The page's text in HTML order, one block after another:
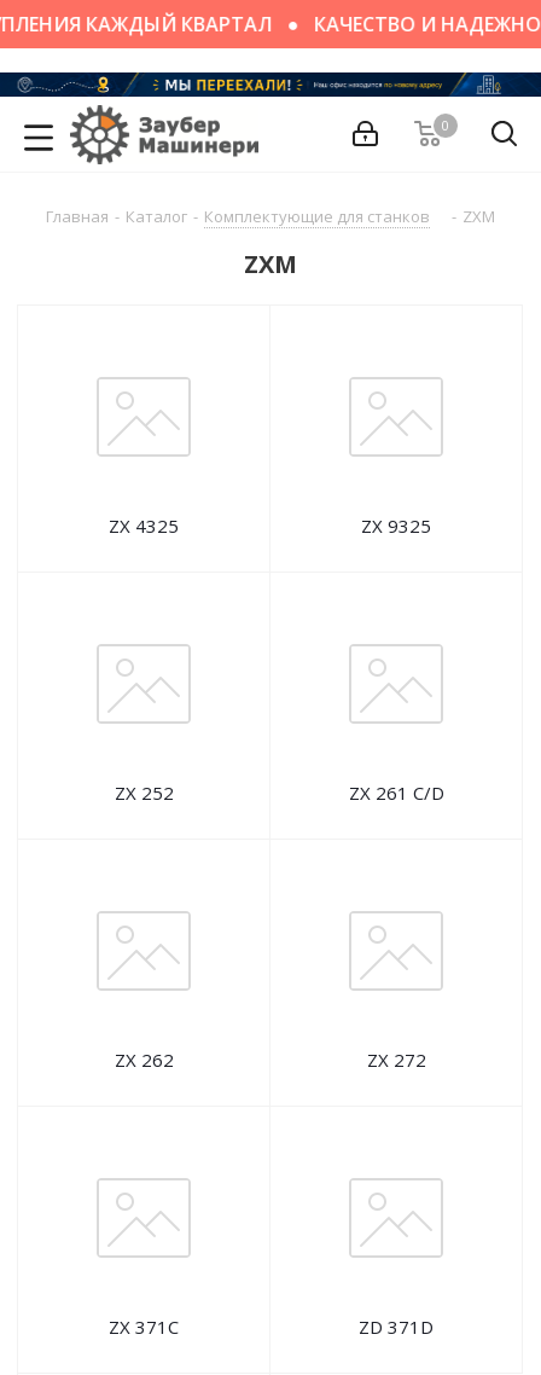
КАЖДЫЙ КВАРТАЛ КАЧЕСТВО И
0
Главная - Каталог - Комплектующие для станков - ZXM
ZXM
ZX 4325 ZX 9325
ZX 252 ZX 261 C/D
ZX 262 ZX 272
ZX 371C ZD 371D